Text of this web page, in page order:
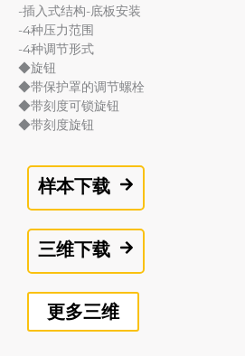
-插入式结构-底板安装
-4种压力范围
-4种调节形式
◆旋钮
◆带保护罩的调节螺栓
◆带刻度可锁旋钮
◆带刻度旋钮
样本下载
三维下载
更多三维